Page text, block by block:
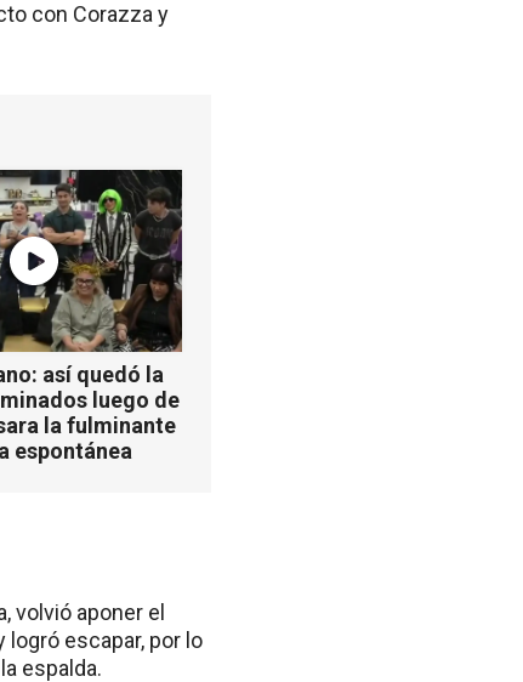
con Corazza y
así quedó la
luego de
la fulminante
espontánea
volvió aponer el
escapar, por lo
espalda.